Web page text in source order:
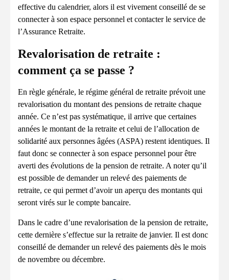
effective du calendrier, alors il est vivement conseillé de se
connecter à son espace personnel et contacter le service de
l’Assurance Retraite.
Revalorisation de retraite :
comment ça se passe ?
En règle générale, le régime général de retraite prévoit une
revalorisation du montant des pensions de retraite chaque
année. Ce n’est pas systématique, il arrive que certaines
années le montant de la retraite et celui de l’allocation de
solidarité aux personnes âgées (ASPA) restent identiques. Il
faut donc se connecter à son espace personnel pour être
averti des évolutions de la pension de retraite. A noter qu’il
est possible de demander un relevé des paiements de
retraite, ce qui permet d’avoir un aperçu des montants qui
seront virés sur le compte bancaire.
Dans le cadre d’une revalorisation de la pension de retraite,
cette dernière s’effectue sur la retraite de janvier. Il est donc
conseillé de demander un relevé des paiements dès le mois
de novembre ou décembre.